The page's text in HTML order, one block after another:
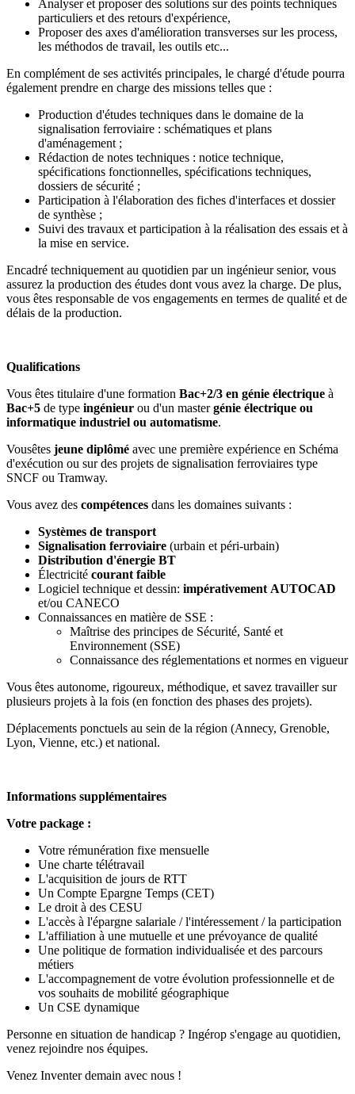
Analyser et proposer des solutions sur des points techniques
particuliers et des retours d'expérience,
Proposer des axes d'amélioration transverses sur les process,
les méthodos de travail, les outils etc...
En complément de ses activités principales, le chargé d'étude pourra
également prendre en charge des missions telles que :
Production d'études techniques dans le domaine de la
signalisation ferroviaire : schématiques et plans
d'aménagement ;
Rédaction de notes techniques : notice technique,
spécifications fonctionnelles, spécifications techniques,
dossiers de sécurité ;
Participation à l'élaboration des fiches d'interfaces et dossier
de synthèse ;
Suivi des travaux et participation à la réalisation des essais et à
la mise en service.
Encadré techniquement au quotidien par un ingénieur senior, vous
assurez la production des études dont vous avez la charge. De plus,
vous êtes responsable de vos engagements en termes de qualité et de
délais de la production.
Qualifications
Vous êtes titulaire d'une formation Bac+2/3 en génie électrique à
Bac+5 de type ingénieur ou d'un mastergénie électrique ou
informatique industriel ou automatisme.
Vousêtes jeune diplômé avec une première expérience en Schéma
d'exécution ou sur des projets de signalisation ferroviaires type
SNCF ou Tramway.
Vous avez des compétences dans les domaines suivants :
Systèmes de transport
Signalisation ferroviaire (urbain et péri-urbain)
Distribution d'énergie BT
Électricité courant faible
Logiciel technique et dessin: impérativement AUTOCAD
et/ou CANECO
Connaissances en matière de SSE :
Maîtrise des principes de Sécurité, Santé et
Environnement (SSE)
Connaissance des réglementations et normes en vigueur
Vous êtes autonome, rigoureux, méthodique, et savez travailler sur
plusieurs projets à la fois (en fonction des phases des projets).
Déplacements ponctuels au sein de la région (Annecy, Grenoble,
Lyon, Vienne, etc.) et national.
Informations supplémentaires
Votre package :
Votre rémunération fixe mensuelle
Une charte télétravail
L'acquisition de jours de RTT
Un Compte Epargne Temps (CET)
Le droit à des CESU
L'accès à l'épargne salariale / l'intéressement / la participation
L'affiliation à une mutuelle et une prévoyance de qualité
Une politique de formation individualisée et des parcours
métiers
L'accompagnement de votre évolution professionnelle et de
vos souhaits de mobilité géographique
Un CSE dynamique
Personne en situation de handicap ? Ingérop s'engage au quotidien,
venez rejoindre nos équipes.
Venez Inventer demain avec nous !